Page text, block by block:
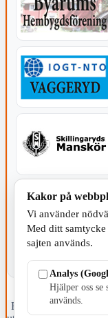
KOMMUNEN
Fristående
Kakor på
Vi använder
Med ditt
sajten används.
Analys
Hjälper oss se
används.